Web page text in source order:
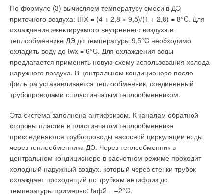
По формуле (3) вычисляем температуру смеси в ДЭ
приточного воздуха: tПХ = (4 + 2,8 × 9,5)/(1 + 2,8) = 8°C. Для
охлаждения эжектируемого внутреннего воздуха в
теплообменнике ДЭ до температуры 9,5°C необходимо
охладить воду до twx = 6°C. Для охлаждения воды
предлагается применить новую схему использования холода
наружного воздуха. В центральном кондиционере после
фильтра устанавливается теплообменник, соединенный
трубопроводами с пластинчатым теплообменником.
Эта система заполнена антифризом. К каналам обратной
стороны пластин в пластинчатом теплообменнике
присоединяются трубопроводы насосной циркуляции воды
через теплообменники ДЭ. Через теплообменник в
центральном кондиционере в расчетном режиме проходит
холодный наружный воздух, который через стенки трубок
охлаждает проходящий по трубкам антифриз до
температуры примерно: tаф2 = –2°C.
смешивании теплой воды из подающей линии с холодной
водой обратной линии. Тем самым температура котловой
воды повышается внутри до того, как холодная вода
обратной линии приведет к образованию конденсата (что
может привести к коррозии в топочной камере). Наряду с
долговечностью котла, благодаря плавному температурному
режиму и отсутствию температурных скачков, технология
THERMOSTREAM обеспечивает экономичную работу
оборудования.
В двадцатых годах ХХ века BUDERUS удается
изготовить первый специальный жидкотопливный
котел. В изданном в 1930 г. проспекте конструкция
описана следующим образом: «Основным
отличительным признаком специальных котлов
«БудерусЛоллар» для жидкого топлива является
просторная топочная камера, размеры которой были
определены на основании многолетних опытов и в